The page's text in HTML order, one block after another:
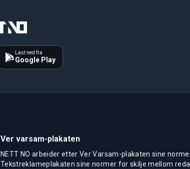
Last ned fra
Google Play
Ver varsam-plakaten
NETT NO arbeider etter Ver Varsam-plakaten sine
Tekstreklameplakaten sine normer for skilje mellom